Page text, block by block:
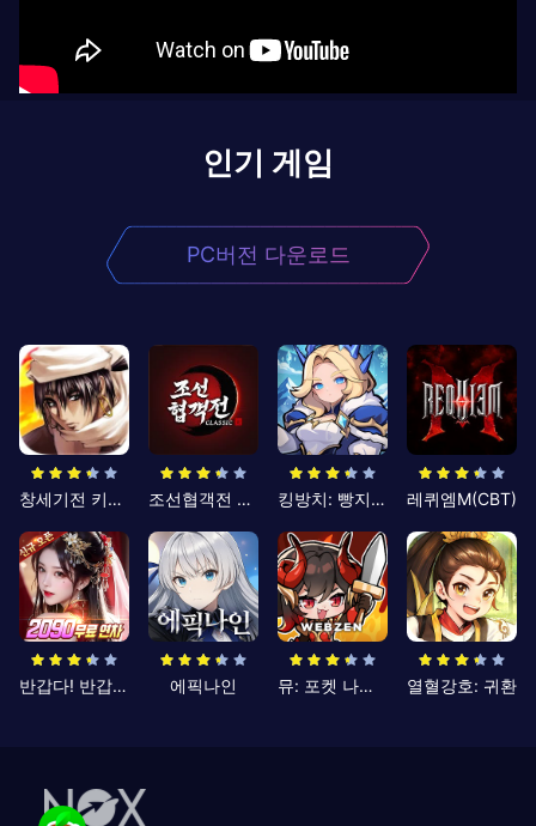
인기 게임
PC버전 다운로드
창세기전 키우기 조선협객전 클래식 킹방치: 빵지의 제왕 레퀴엠M(CBT)
반갑다! 반갑삼국지 에픽나인 뮤: 포켓 나이츠 열혈강호: 귀환